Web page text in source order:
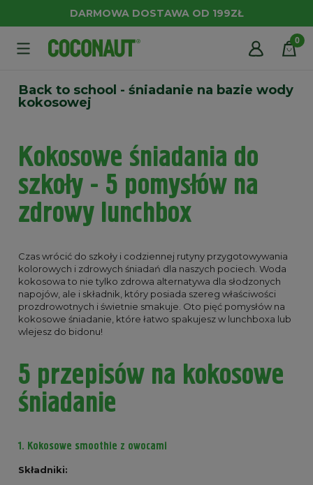
DARMOWA DOSTAWA OD 199ZŁ
Back to school - śniadanie na bazie wody
kokosowej
Kokosowe śniadania do
szkoły - 5 pomysłów na
zdrowy lunchbox
Czas wrócić do szkoły i codziennej rutyny przygotowywania
kolorowych i zdrowych śniadań dla naszych pociech. Woda
kokosowa to nie tylko zdrowa alternatywa dla słodzonych
napojów, ale i składnik, który posiada szereg właściwości
prozdrowotnych i świetnie smakuje. Oto pięć pomysłów na
kokosowe śniadanie, które łatwo spakujesz w lunchboxa lub
wlejesz do bidonu!
5 przepisów na kokosowe
śniadanie
1. Kokosowe smoothie z owocami
Składniki: